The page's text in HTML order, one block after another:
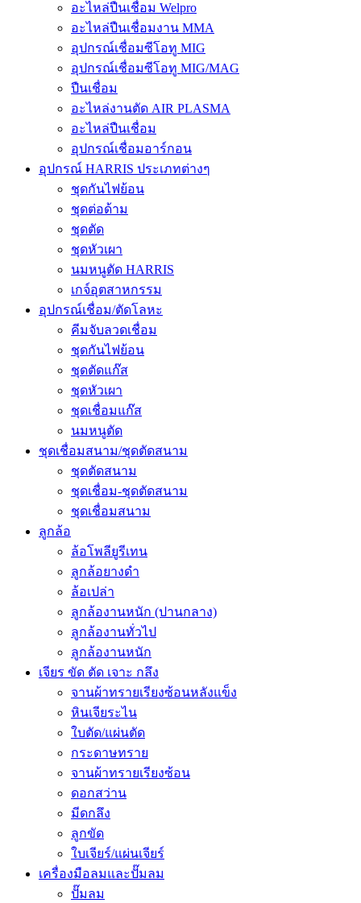
อะไหล่ปืนเชื่อม Welpro
อะไหล่ปืนเชื่อมงาน MMA
อุปกรณ์เชื่อมซีโอทู MIG
อุปกรณ์เชื่อมซีโอทู MIG/MAG
ปืนเชื่อม
อะไหล่งานตัด AIR PLASMA
อะไหล่ปืนเชื่อม
อุปกรณ์เชื่อมอาร์กอน
อุปกรณ์ HARRIS ประเภทต่างๆ
ชุดกันไฟย้อน
ชุดต่อด้าม
ชุดตัด
ชุดหัวเผา
นมหนูตัด HARRIS
เกจ์อุตสาหกรรม
อุปกรณ์เชื่อม/ตัดโลหะ
คีมจับลวดเชื่อม
ชุดกันไฟย้อน
ชุดตัดแก๊ส
ชุดหัวเผา
ชุดเชื่อมแก๊ส
นมหนูตัด
ชุดเชื่อมสนาม/ชุดตัดสนาม
ชุดตัดสนาม
ชุดเชื่อม-ชุดตัดสนาม
ชุดเชื่อมสนาม
ลูกล้อ
ล้อโพลียูรีเทน
ลูกล้อยางดำ
ล้อเปล่า
ลูกล้องานหนัก (ปานกลาง)
ลูกล้องานทั่วไป
ลูกล้องานหนัก
เจียร ขัด ตัด เจาะ กลึง
จานผ้าทรายเรียงซ้อนหลังแข็ง
หินเจียระไน
ใบตัด/แผ่นตัด
กระดาษทราย
จานผ้าทรายเรียงซ้อน
ดอกสว่าน
มีดกลึง
ลูกขัด
ใบเจียร์/แผ่นเจียร์
เครื่องมือลมและปั๊มลม
ปั๊มลม